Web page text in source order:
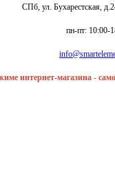
СПб, ул. Бухарестская,
пн-пт: 10:00-
интернет-магазина -